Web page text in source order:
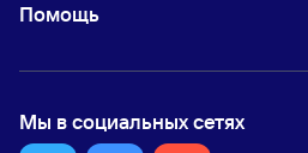
Помощь
Мы в социальных сетях